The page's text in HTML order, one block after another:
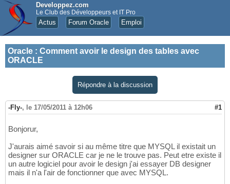
Developpez.com
Le Club des Développeurs et IT Pro
Actus Forum Oracle Emploi
Oracle : Comment avoir le design des tables avec
ORACLE
Répondre à la discussion
-Fly-, le 17/05/2011 à 12h06 #1
Bonjorur,
J'aurais aimé savoir si au même titre que MYSQL il existait un
designer sur ORACLE car je ne le trouve pas. Peut etre existe il
un autre logiciel pour avoir le design j'ai essayer DB designer
mais il n'a l'air de fonctionner que avec MYSQL.